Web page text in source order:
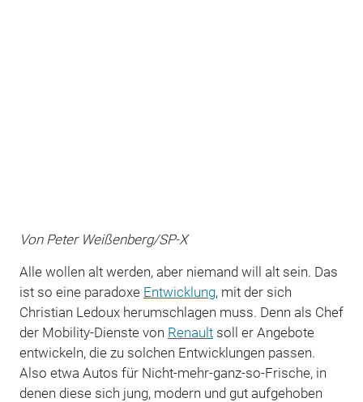
Von Peter Weißenberg/SP-X
Alle wollen alt werden, aber niemand will alt sein. Das
ist so eine paradoxe Entwicklung, mit der sich
Christian Ledoux herumschlagen muss. Denn als Chef
der Mobility-Dienste von Renaultsoll er Angebote
entwickeln, die zu solchen Entwicklungen passen.
Also etwa Autos für Nicht-mehr-ganz-so-Frische, in
denen diese sich jung, modern und gut aufgehoben